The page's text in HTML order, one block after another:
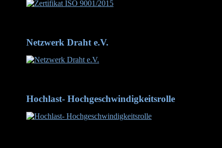
Netzwerk Draht e.V.
Hochlast- Hochgeschwindigkeitsrolle